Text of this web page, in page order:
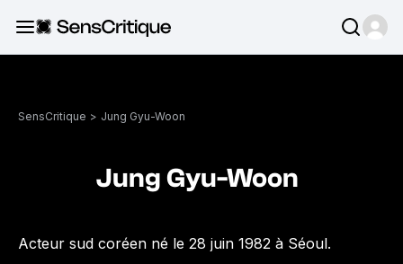
SensCritique > Jung Gyu-Woon
Jung Gyu-Woon
Acteur sud coréen né le 28 juin 1982 à Séoul.